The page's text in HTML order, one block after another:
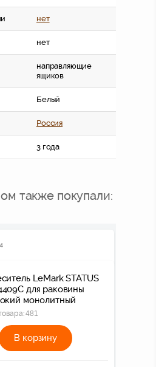
нет
нет
направляющие
ящиков
Белый
Россия
3 года
также покупали:
4
LeMark STATUS
для раковины
монолитный
481
В корзину